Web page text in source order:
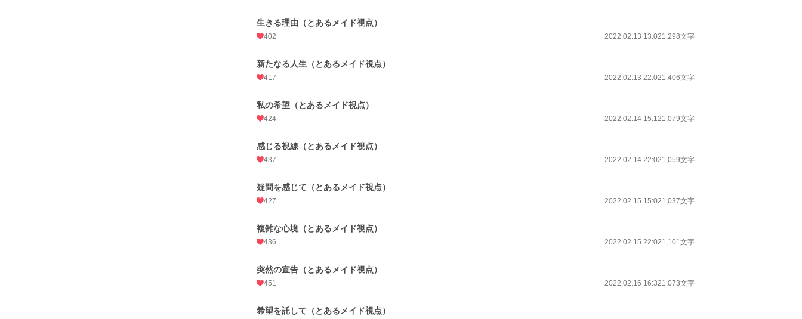
生きる理由（とあるメイド視点）
402 2022.02.13 13:021,298文字
新たなる人生（とあるメイド視点）
417 2022.02.13 22:021,406文字
私の希望（とあるメイド視点）
424 2022.02.14 15:121,079文字
感じる視線（とあるメイド視点）
437 2022.02.14 22:021,059文字
疑問を感じて（とあるメイド視点）
427 2022.02.15 15:021,037文字
複雑な心境（とあるメイド視点）
436 2022.02.15 22:021,101文字
突然の宣告（とあるメイド視点）
451 2022.02.16 16:321,073文字
希望を託して（とあるメイド視点）